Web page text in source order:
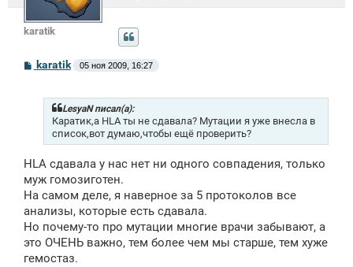
karatik
Сkaratik 05 ноя 2009, 16:27
LesyaN писал(а):
Каратик,а HLA ты не сдавала? Мутации я уже внесла в
список,вот думаю,чтобы ещё проверить?
HLA сдавала у нас нет ни одного совпадения, только
муж гомозиготен.
На самом деле, я наверное за 5 протоколов все
анализы, которые есть сдавала.
Но почему-то про мутации многие врачи забывают, а
это ОЧЕНЬ важно, тем более чем мы старше, тем хуже
гемостаз.